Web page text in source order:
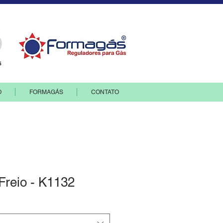
FORMAGÁS CONTATO
- K1132